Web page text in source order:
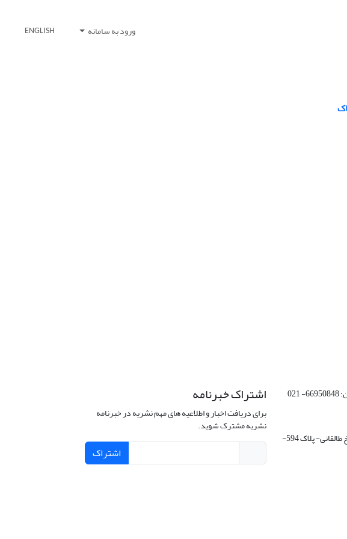
ورود به سامانه ENGLISH
خیابان انقلاب- خیابان قدس- ابتدای خ طالقانی- پلاک 594-
اشتراک خبرنامه
برای دریافت اخبار و اطلاعیه های مهم نشریه در خبرنامه
نشریه مشترک شوید.
اشتراک